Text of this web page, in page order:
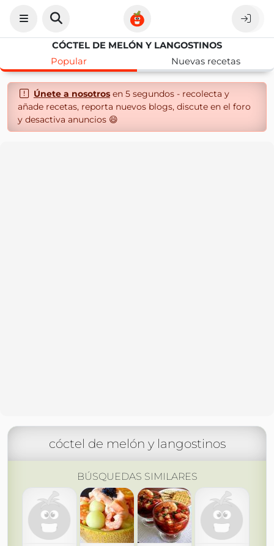
CÓCTEL DE MELÓN Y LANGOSTINOS
Popular
Nuevas recetas
Únete a nosotrosen 5 segundos - recolecta y
añade recetas, reporta nuevos blogs, discute en el foro
y desactiva anuncios 😄
cóctel de melón y langostinos
BÚSQUEDAS SIMILARES